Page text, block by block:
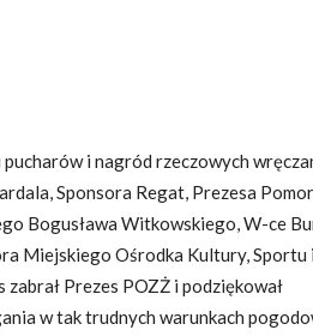
i nagród rzeczowych
Sponsora Regat, Prezesa
Bogusława Witkowskiego, W-ce
Miejskiego Ośrodka Kultury, Sportu i
zabrał Prezes POZŻ i podziękował
w tak trudnych warunkach